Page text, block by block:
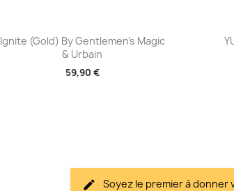
Aperçu rapide
Ignite (Gold) By Gentlemen's Magic
& Urbain
59,90 €
Soyez le premier à donner